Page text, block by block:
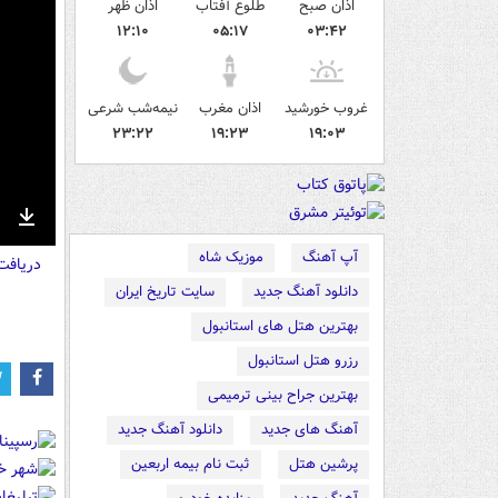
اذان صبح
۰۳:۴۲
طلوع آفتاب
۰۵:۱۷
اذان ظهر
۱۲:۱۰
غروب خورشید
۱۹:۰۳
اذان مغرب
۱۹:۲۳
نیمه‌شب شرعی
۲۳:۲۲
آپ آهنگ
موزیک شاه
دانلود آهنگ جدید
سایت تاریخ ایران
بهترین هتل های استانبول
رزرو هتل استانبول
بهترین جراح بینی ترمیمی
آهنگ های جدید
دانلود آهنگ جدید
پرشین هتل
ثبت نام بیمه اربعین
Download